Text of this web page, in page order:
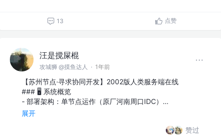
13 点赞
汪是搅屎棍
攻城狮 @摸鱼达人 · 1年前
【苏州节点·寻求协同开发】2002版人类服务端在线
### 🖥 系统概览
- 部署架构：单节点运作（原厂河南周口IDC）…
展开
赞过